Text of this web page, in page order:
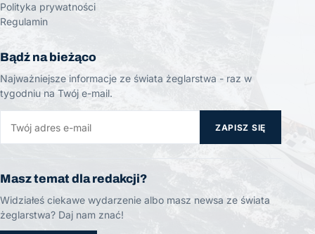
Polityka prywatności
Regulamin
Bądź na bieżąco
Najważniejsze informacje ze świata żeglarstwa - raz w
tygodniu na Twój e-mail.
ZAPISZ SIĘ
Masz temat dla redakcji?
Widziałeś ciekawe wydarzenie albo masz newsa ze świata
żeglarstwa? Daj nam znać!